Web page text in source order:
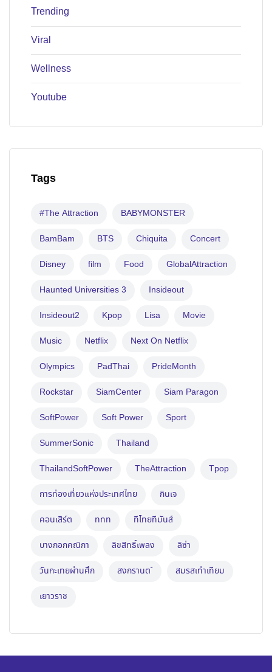
Trending
Viral
Wellness
Youtube
Tags
#The Attraction BABYMONSTER
BamBam BTS Chiquita Concert
Disney film Food GlobalAttraction
Haunted Universities 3 Insideout
Insideout2 Kpop Lisa Movie
Music Netflix Next On Netflix
Olympics PadThai PrideMonth
Rockstar SiamCenter Siam Paragon
SoftPower Soft Power Sport
SummerSonic Thailand
ThailandSoftPower TheAttraction Tpop
การท่องเที่ยวแห่งประเทศไทย กินเจ
คอนเสิร์ต ททท ทีไทยทีมันส์
บางกอกคณิกา ลิขสิทธิ์เพลง ลิซ่า
วันกะเทยผ่านศึก สงกรานต ์ สมรสเท่าเทียม
เยาวราช